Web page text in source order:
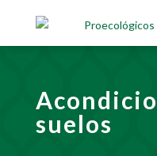
suelos